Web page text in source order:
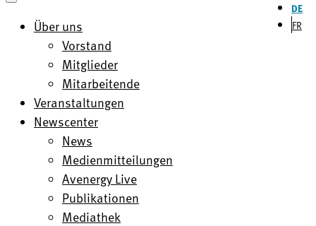
DE
FR
Über uns
Vorstand
Mitglieder
Mitarbeitende
Veranstaltungen
Newscenter
News
Medienmitteilungen
Avenergy Live
Publikationen
Mediathek